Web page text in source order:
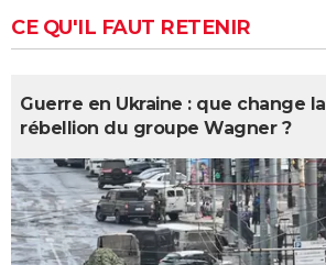
COPAINS D'AVANT
FORUM
Bricolage
Lifestyle
Culture
Sport
Auto
Television
Voyage
Cinema
CE QU'IL FAUT RETENIR
Guerre en Ukraine : que change la
rébellion du groupe Wagner ?